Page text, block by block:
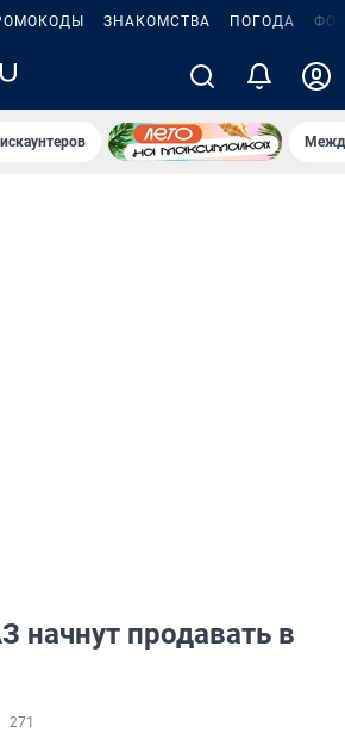
ЗНАКОМСТВА ПОГОДА
начнут продавать в
271